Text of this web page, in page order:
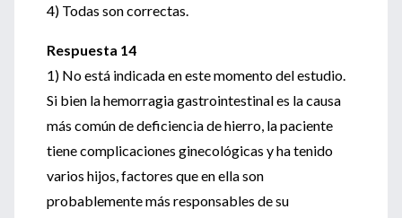
4) Todas son correctas.
Respuesta 14
1) No está indicada en este momento del estudio.
Si bien la hemorragia gastrointestinal es la causa
más común de deficiencia de hierro, la paciente
tiene complicaciones ginecológicas y ha tenido
varios hijos, factores que en ella son
probablemente más responsables de su